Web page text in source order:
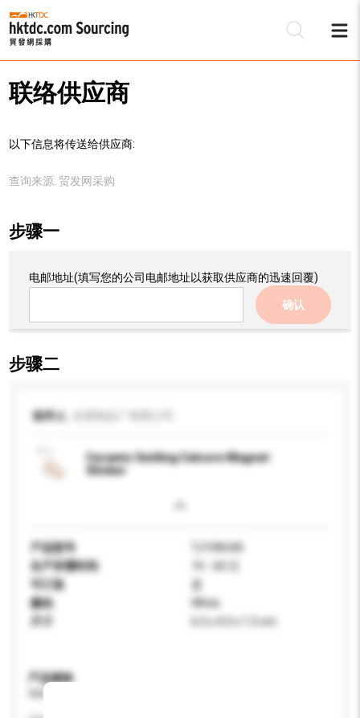
联络供应商
以下信息将传送给供应商:
查询来源: 贸发网采购
步骤一
电邮地址(填写您的公司电邮地址以获取供应商的迅速回覆)
确认
步骤二
收件人
Ceramic Smiling Catcorn Magnet
Sticker
产品型号
TJ19A540
生产所需时间
10 - 60 日
可订造
是
颜色
White
6.2 x 4.3 x 1.5 cm
产品规格